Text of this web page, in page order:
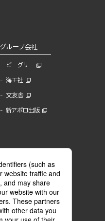
グループ会社
ビーグリー
海王社
文友舎
新アポロ出版